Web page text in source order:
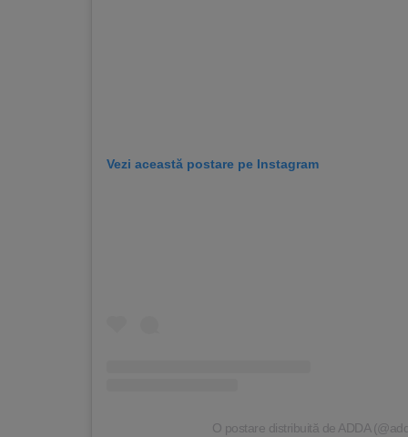
Vezi această postare pe Instagram
O postare distribuită de ADDA